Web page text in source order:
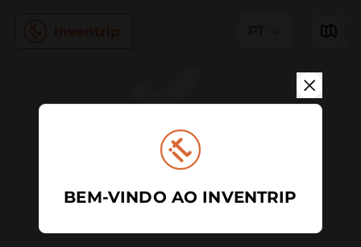
PT
BEM-VINDO AO INVENTRIP